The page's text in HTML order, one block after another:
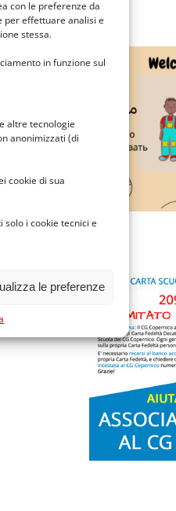
con le preferenze da
per effettuare analisi e
stessa.
in funzione sul
altre tecnologie
anonimizzati (di
cookie di sua
solo i cookie tecnici e
le preferenze